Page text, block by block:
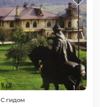
С гидом